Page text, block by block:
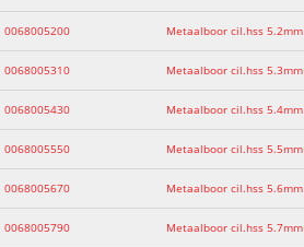
0068005200 Metaalboor cil.hss 5.2mm
0068005310 Metaalboor cil.hss 5.3mm
0068005430 Metaalboor cil.hss 5.4mm
0068005550 Metaalboor cil.hss 5.5mm
0068005670 Metaalboor cil.hss 5.6mm
0068005790 Metaalboor cil.hss 5.7mm